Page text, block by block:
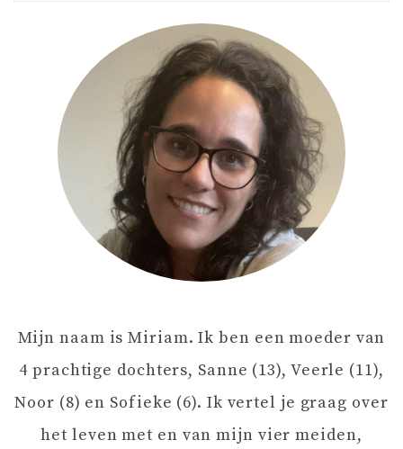
I
G
Mijn naam is Miriam. Ik ben een moeder van
4 prachtige dochters, Sanne (13), Veerle (11),
Noor (8) en Sofieke (6). Ik vertel je graag over
het leven met en van mijn vier meiden,